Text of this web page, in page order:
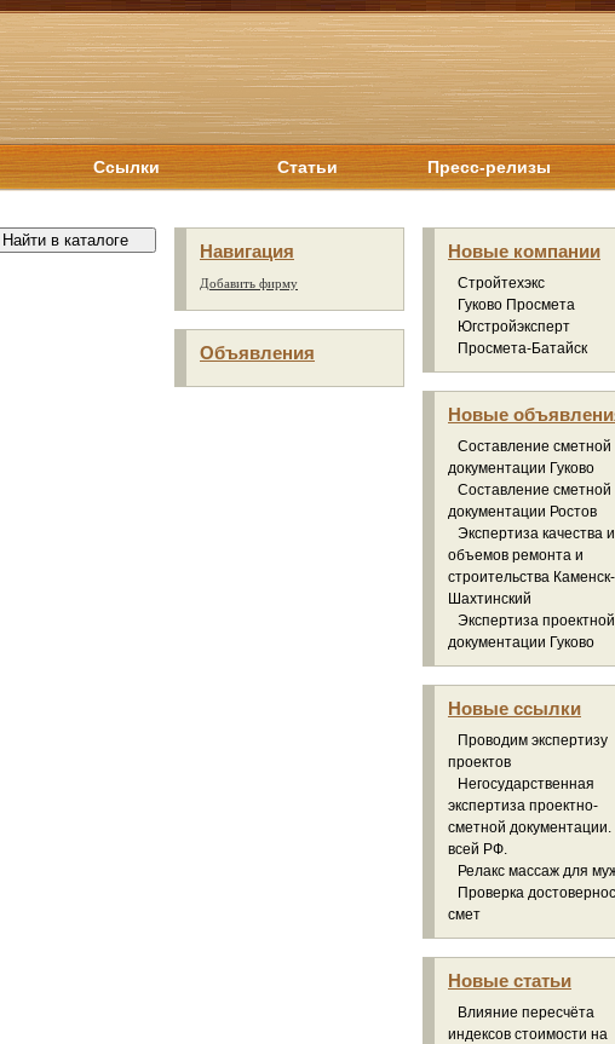
Ссылки Статьи Пресс-релизы
Навигация
Добавить фирму
Объявления
Новые компании
Стройтехэкс
Гуково Просмета
Югстройэксперт
Просмета-Батайск
Новые
Составление сметной
документации Гуково
Составление сметной
документации Ростов
Экспертиза качества и
объемов ремонта и
строительства Каменск-
Шахтинский
Экспертиза проектной
документации Гуково
Новые ссылки
Проводим экспертизу
проектов
Негосударственная
экспертиза проектно-
сметной
всей РФ.
Релакс массаж для
Проверка
смет
Новые статьи
Влияние пересчёта
индексов стоимости на